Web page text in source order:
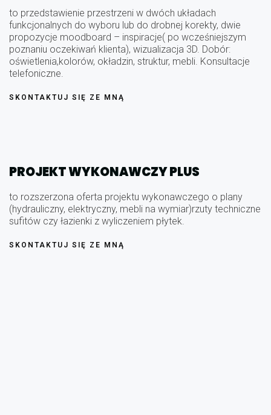
to przedstawienie przestrzeni w dwóch układach
funkcjonalnych do wyboru lub do drobnej korekty, dwie
propozycje moodboard – inspiracje( po wcześniejszym
poznaniu oczekiwań klienta), wizualizacja 3D. Dobór:
oświetlenia,kolorów, okładzin, struktur, mebli. Konsultacje
telefoniczne.
SKONTAKTUJ SIĘ ZE MNĄ
PROJEKT WYKONAWCZY PLUS
to rozszerzona oferta projektu wykonawczego o plany
(hydrauliczny, elektryczny, mebli na wymiar)rzuty techniczne
sufitów czy łazienki z wyliczeniem płytek.
SKONTAKTUJ SIĘ ZE MNĄ